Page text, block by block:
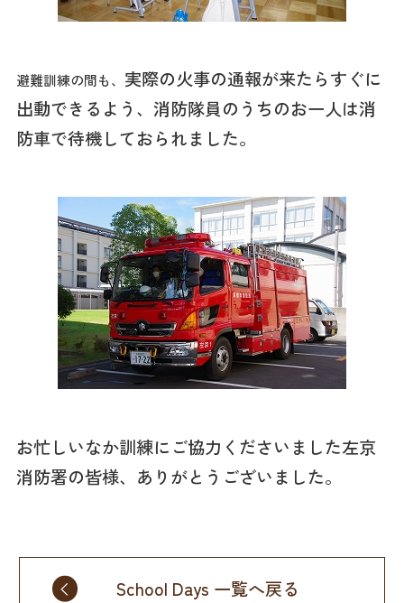
避難訓練の間も、 実際の火事の通報が来たらすぐに
出動できるよう、消防隊員のうちのお一人は消
防車で待機しておられました。
お忙しいなか訓練にご協力くださいました左京
消防署の皆様、ありがとうございました。
School Days 一覧へ戻る